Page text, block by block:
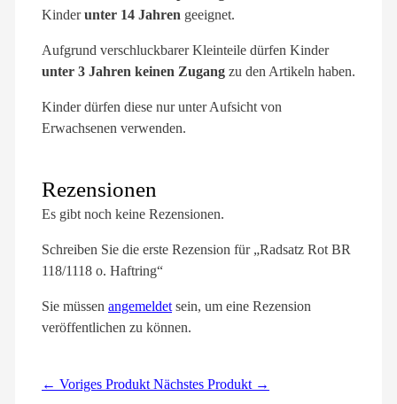
Kinderunter 14 Jahren geeignet.
Aufgrund verschluckbarer Kleinteile dürfen Kinder
unter 3 Jahren keinen Zugang zu den Artikeln haben.
Kinder dürfen diese nur unter Aufsicht von
Erwachsenen verwenden.
Rezensionen
Es gibt noch keine Rezensionen.
Schreiben Sie die erste Rezension für „Radsatz Rot BR
118/1118 o. Haftring“
Sie müssen angemeldet sein, um eine Rezension
veröffentlichen zu können.
← Voriges Produkt Nächstes Produkt →